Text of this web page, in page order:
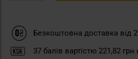
Безкоштовна доставка від
37 балів вартістю 221,82 грн